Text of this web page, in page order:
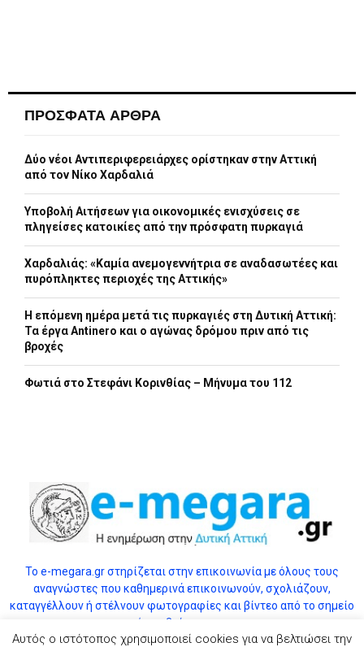
ΠΡΟΣΦΑΤΑ ΑΡΘΡΑ
Δύο νέοι Αντιπεριφερειάρχες ορίστηκαν στην Αττική
από τον Νίκο Χαρδαλιά
Υποβολή Αιτήσεων για οικονομικές ενισχύσεις σε
πληγείσες κατοικίες από την πρόσφατη πυρκαγιά
Χαρδαλιάς: «Καμία ανεμογεννήτρια σε αναδασωτέες και
πυρόπληκτες περιοχές της Αττικής»
Η επόμενη ημέρα μετά τις πυρκαγιές στη Δυτική Αττική:
Τα έργα Antinero και ο αγώνας δρόμου πριν από τις
βροχές
Φωτιά στο Στεφάνι Κορινθίας – Μήνυμα του 112
Το e-megara.gr στηρίζεται στην επικοινωνία με όλους τους
αναγνώστες που καθημερινά επικοινωνούν, σχολιάζουν,
καταγγέλλουν ή στέλνουν φωτογραφίες και βίντεο από το σημείο
όπου βρίσκονται.
Αυτός ο ιστότοπος χρησιμοποιεί cookies για να βελτιώσει την